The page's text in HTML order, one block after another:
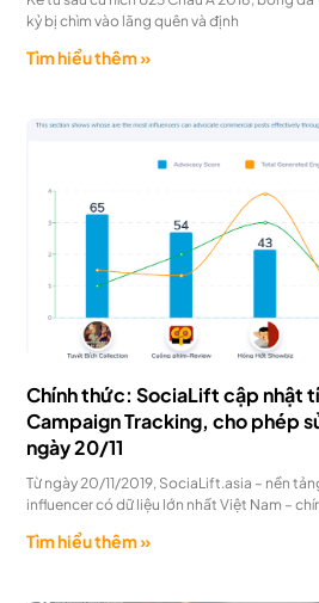
kỷ bị chìm vào lãng quên và định
Tìm hiểu thêm »
Chính thức: SociaLift cập nhật
Campaign Tracking, cho phép
ngày 20/11
Từ ngày 20/11/2019, SociaLift.asia – nền
influencer có dữ liệu lớn nhất Việt Nam –
Tìm hiểu thêm »